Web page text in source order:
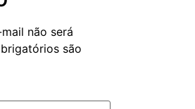
não será
são